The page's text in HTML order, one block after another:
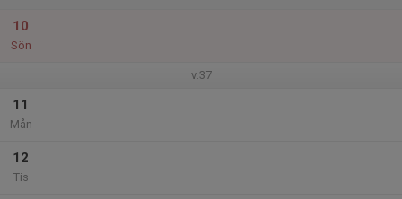
10
Sön
v.37
11
Mån
12
Tis